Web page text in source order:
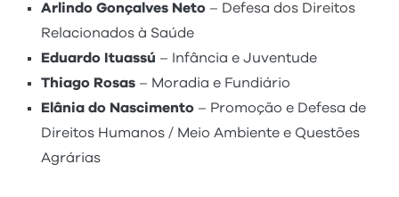
Arlindo Gonçalves Neto– Defesa dos Direitos
Relacionados à Saúde
Eduardo Ituassú – Infância e Juventude
Thiago Rosas– Moradia e Fundiário
Elânia do Nascimento– Promoção e Defesa de
Direitos Humanos / Meio Ambiente e Questões
Agrárias